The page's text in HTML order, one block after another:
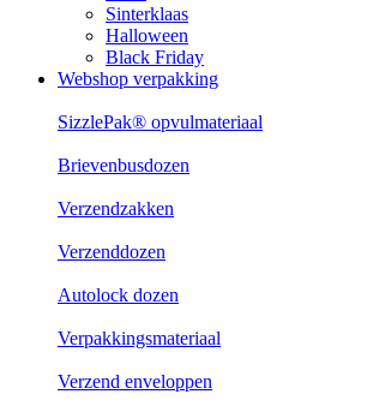
Sinterklaas
Halloween
Black Friday
Webshop verpakking
SizzlePak® opvulmateriaal
Brievenbusdozen
Verzendzakken
Verzenddozen
Autolock dozen
Verpakkingsmateriaal
Verzend enveloppen